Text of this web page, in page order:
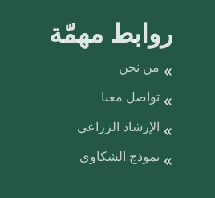
روابط مهمّة
من نحن
تواصل معنا
الإرشاد الزراعي
نموذج الشكاوى